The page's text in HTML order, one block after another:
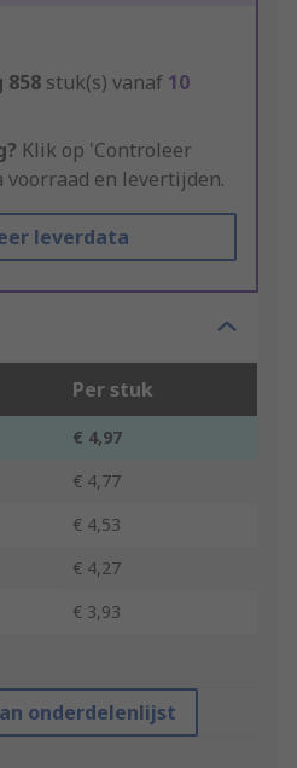
858 stuk(s) vanaf 10
Klik op 'Controleer
voorraad en levertijden.
leverdata
Per stuk
€ 4,97
€ 4,77
€ 4,53
€ 4,27
€ 3,93
onderdelenlijst